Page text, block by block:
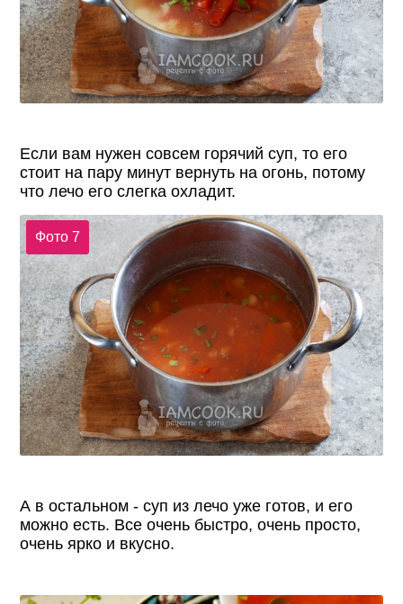
Если вам нужен совсем горячий суп, то его
стоит на пару минут вернуть на огонь, потому
что лечо его слегка охладит.
Фото 7
А в остальном - суп из лечо уже готов, и его
можно есть. Все очень быстро, очень просто,
очень ярко и вкусно.